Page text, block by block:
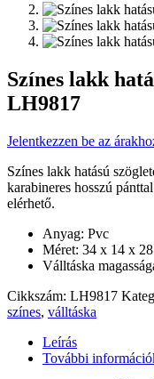
Színes lakk
LH9817
Jelentkezzen be az
Színes lakk hatású
karabineres hosszú
elérhető.
Anyag: Pvc
Méret: 34 x 14 x
Válltáska
Cikkszám: LH9817
színes, válltáska
Leírás
További